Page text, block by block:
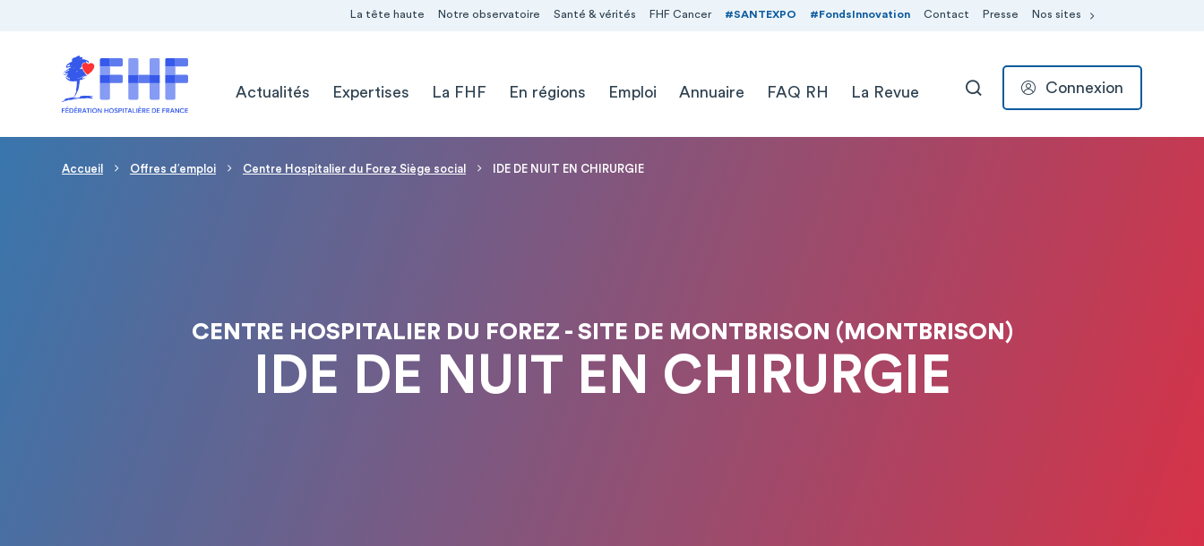
La tête haute Notre observatoire Santé & vérités FHF Cancer #SANTEXPO #FondsInnovation Contact Presse Nos sites
Actualités
Expertises La FHF En régions Emploi Annuaire FAQ RH La Revue RECHERCHER
Connexion
Fil d'Ariane
Accueil Offres d′emploi Centre Hospitalier du Forez Siège social IDE DE NUIT EN CHIRURGIE
CENTRE HOSPITALIER DU FOREZ - SITE DE MONTBRISON (MONTBRISON)
IDE DE NUIT EN CHIRURGIE